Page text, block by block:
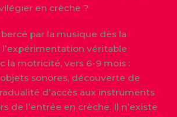
en crèche ?
par la musique dès la
l’expérimentation véritable
la motricité, vers 6-9 mois :
sonores, découverte de
d’accès aux instruments
de l’entrée en crèche. Il n’existe